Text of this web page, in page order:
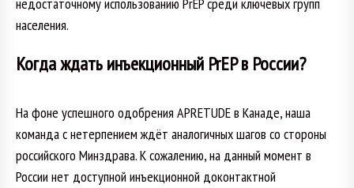
населения.
Когда ждать инъекционный PrEP в России?
На фоне успешного одобрения APRETUDE в Канаде, наша
команда с нетерпением ждёт аналогичных шагов со стороны
российского Минздрава. К сожалению, на данный момент в
России нет доступной инъекционной доконтактной